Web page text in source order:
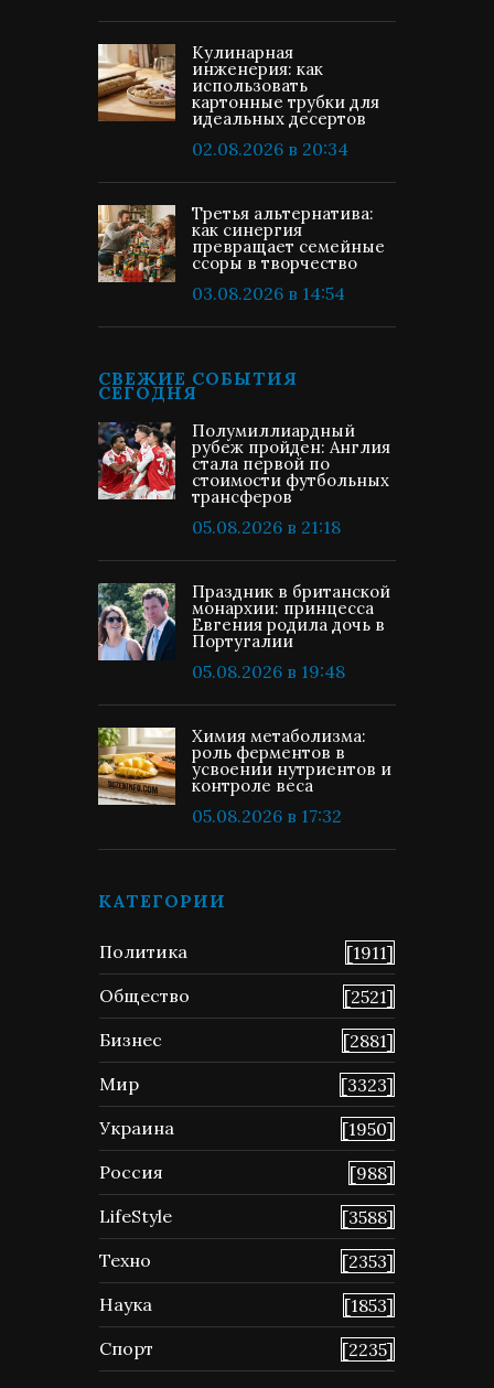
Кулинарная
инженерия: как
использовать
картонные трубки для
идеальных десертов
02.08.2026 в 20:34
Третья альтернатива:
как синергия
превращает семейные
ссоры в творчество
03.08.2026 в 14:54
СВЕЖИЕ СОБЫТИЯ
СЕГОДНЯ
Полумиллиардный
рубеж пройден: Англия
стала первой по
стоимости футбольных
трансферов
05.08.2026 в 21:18
Праздник в британской
монархии: принцесса
Евгения родила дочь в
Португалии
05.08.2026 в 19:48
Химия метаболизма:
роль ферментов в
усвоении нутриентов и
контроле веса
05.08.2026 в 17:32
КАТЕГОРИИ
Политика
[1911]
Общество
[2521]
Бизнес
[2881]
Мир
[3323]
Украина
[1950]
Россия
[988]
LifeStyle
[3588]
Техно
[2353]
Наука
[1853]
Спорт
[2235]